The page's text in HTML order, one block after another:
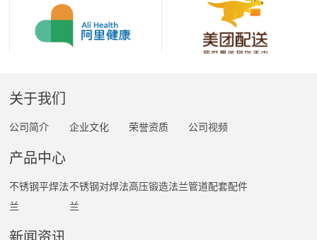
关于我们
公司简介 企业文化 荣誉资质 公司视频
产品中心
不锈钢平焊法
兰
不锈钢对焊法
兰
高压锻造法兰管道配套配件